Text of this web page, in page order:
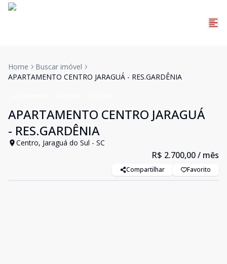
Home
Buscar imóvel
APARTAMENTO CENTRO JARAGUÁ - RES.GARDÊNIA
APARTAMENTO CENTRO JARAGUÁ
- RES.GARDÊNIA
Centro, Jaraguá do Sul - SC
R$ 2.700,00/ mês
Compartilhar Favorito